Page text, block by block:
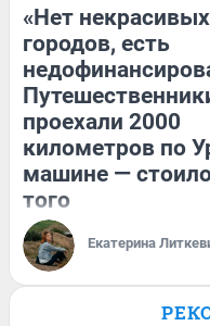
«Нет некрасивых
городов, есть
проехали 2000
километров по
машине — стоило
того
Екатерина